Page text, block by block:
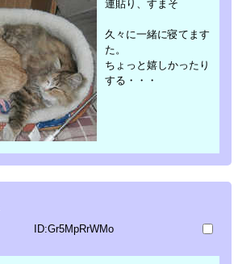
連貼り、すまそ
久々に一緒に寝てます
た。
ちょっと嬉しかったり
する・・・
ID:Gr5MpRrWMo